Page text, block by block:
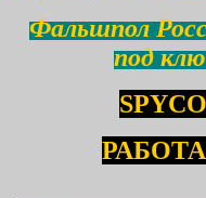
Фальшпол
под